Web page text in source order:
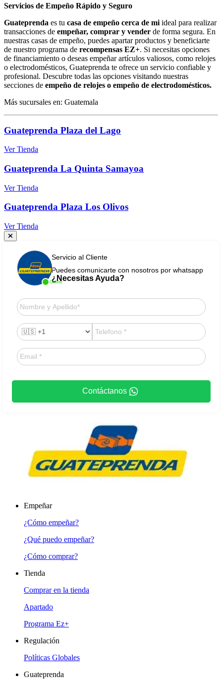
Servicios de Empeño Rápido y Seguro
Guateprenda es tu casa de empeño cerca de mi ideal para realizar
transacciones de empeñar, comprar y vender de forma segura. En
nuestras casas de empeño, puedes apartar productos y beneficiarte
de nuestro programa de recompensas EZ+. Si necesitas opciones
de financiamiento o deseas empeñar artículos valiosos, como relojes
o electrodomésticos, Guateprenda te ofrece un servicio confiable y
profesional. Descubre todas las opciones visitando nuestras
secciones de empeño de relojes o empeño de electrodomésticos.
Más sucursales en: Guatemala
Guateprenda Plaza del Lago
Ver Tienda
Guateprenda La Quinta Samayoa
Ver Tienda
Guateprenda Plaza Los Olivos
Ver Tienda
Online
Servicio al Cliente
Puedes comunicarte con nosotros por whatsapp
¿Necesitas Ayuda?
Contáctanos
Empeñar
¿Cómo empeñar?
¿Qué puedo empeñar?
¿Cómo comprar?
Tienda
Comprar en la tienda
Apartado
Programa Ez+
Regulación
Políticas Globales
Guateprenda